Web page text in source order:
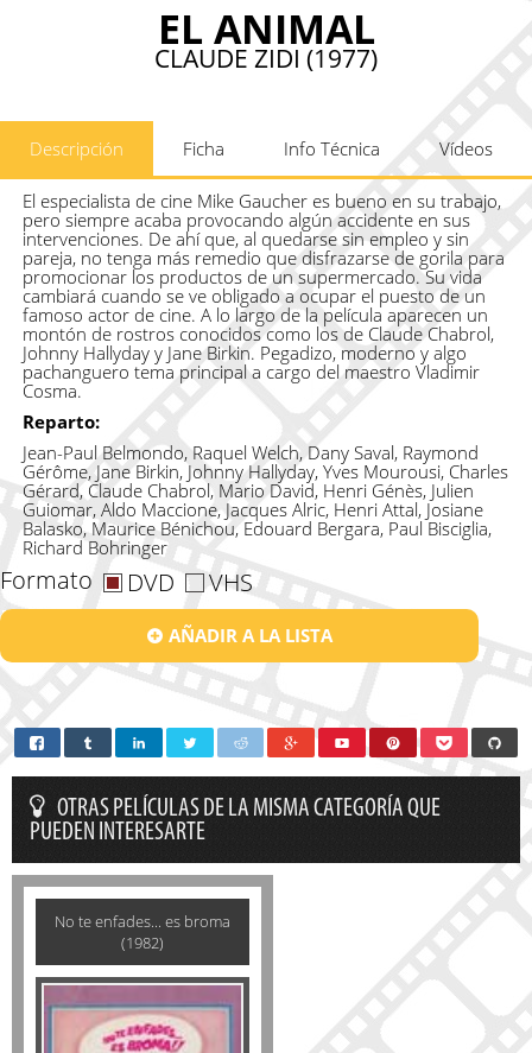
EL ANIMAL
CLAUDE ZIDI (1977)
Descripción Ficha Info Técnica Vídeos
El especialista de cine Mike Gaucher es bueno en su trabajo,
pero siempre acaba provocando algún accidente en sus
intervenciones. De ahí que, al quedarse sin empleo y sin
pareja, no tenga más remedio que disfrazarse de gorila para
promocionar los productos de un supermercado. Su vida
cambiará cuando se ve obligado a ocupar el puesto de un
famoso actor de cine. A lo largo de la película aparecen un
montón de rostros conocidos como los de Claude Chabrol,
Johnny Hallyday y Jane Birkin. Pegadizo, moderno y algo
pachanguero tema principal a cargo del maestro Vladimir
Cosma.
Reparto:
Jean-Paul Belmondo, Raquel Welch, Dany Saval, Raymond
Gérôme, Jane Birkin, Johnny Hallyday, Yves Mourousi, Charles
Gérard, Claude Chabrol, Mario David, Henri Génès, Julien
Guiomar, Aldo Maccione, Jacques Alric, Henri Attal, Josiane
Balasko, Maurice Bénichou, Edouard Bergara, Paul Bisciglia,
Richard Bohringer
Formato DVD VHS
AÑADIR A LA LISTA
OTRAS PELÍCULAS DE LA MISMA CATEGORÍA QUE
PUEDEN INTERESARTE
No te enfades... es broma
(1982)